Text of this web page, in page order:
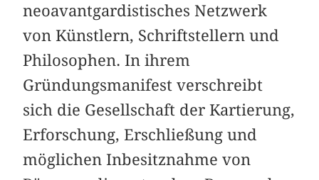
neoavantgardistisches Netzwerk
von Künstlern, Schriftstellern und
Philosophen. In ihrem
Gründungsmanifest verschreibt
sich die Gesellschaft der Kartierung,
Erforschung, Erschließung und
möglichen Inbesitznahme von